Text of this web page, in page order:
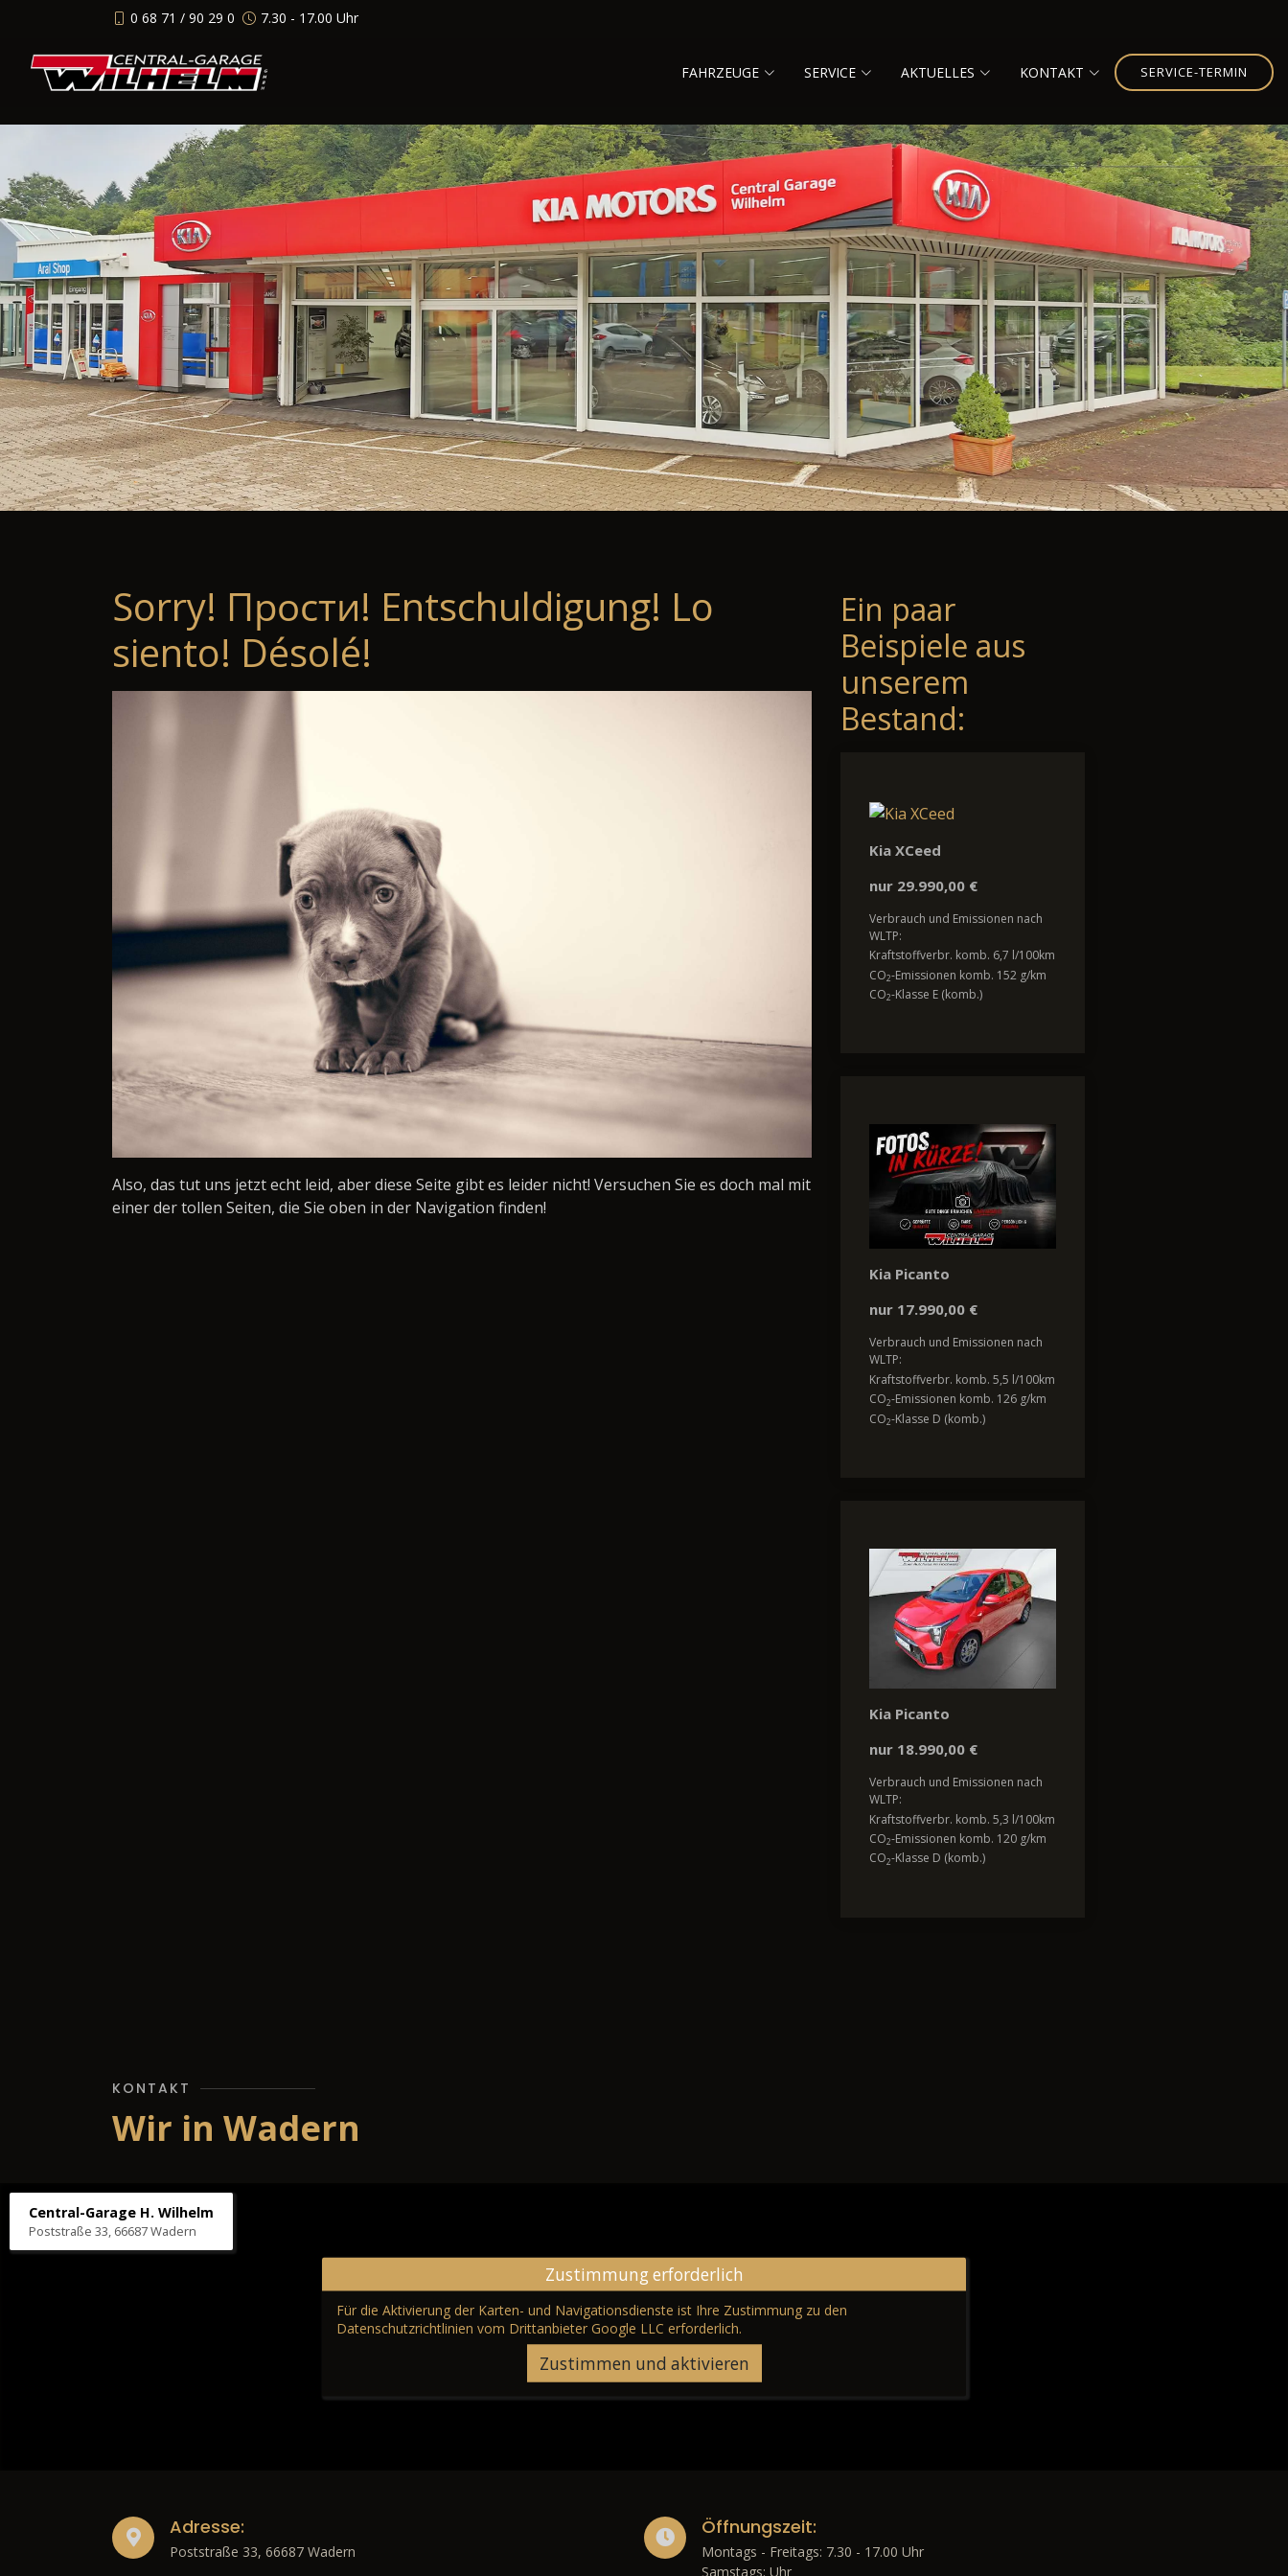
0 68 71 / 90 29 0 7.30 - 17.00 Uhr
FAHRZEUGE SERVICE AKTUELLES KONTAKT SERVICE-TERMIN
Sorry! Прости! Entschuldigung! Lo
siento! Désolé!
Also, das tut uns jetzt echt leid, aber diese Seite gibt es leider nicht! Versuchen Sie es doch mal mit
einer der tollen Seiten, die Sie oben in der Navigation finden!
Ein paar
Beispiele aus
unserem
Bestand:
Kia XCeed
nur 29.990,00 €
Verbrauch und Emissionen nach
WLTP:
Kraftstoffverbr. komb. 6,7 l/100km
CO2-Emissionen komb. 152 g/km
CO2-Klasse E (komb.)
Kia Picanto
nur 17.990,00 €
Verbrauch und Emissionen nach
WLTP:
Kraftstoffverbr. komb. 5,5 l/100km
CO2-Emissionen komb. 126 g/km
CO2-Klasse D (komb.)
Kia Picanto
nur 18.990,00 €
Verbrauch und Emissionen nach
WLTP:
Kraftstoffverbr. komb. 5,3 l/100km
CO2-Emissionen komb. 120 g/km
CO2-Klasse D (komb.)
KONTAKT
Wir in Wadern
Central-Garage H. Wilhelm
Poststraße 33, 66687 Wadern
Zustimmung erforderlich
Für die Aktivierung der Karten- und Navigationsdienste ist Ihre Zustimmung zu den
Datenschutzrichtlinien vom Drittanbieter Google LLC erforderlich.
Zustimmen und aktivieren
Adresse:
Poststraße 33, 66687 Wadern
Öffnungszeit:
Montags - Freitags: 7.30 - 17.00 Uhr
Samstags: Uhr